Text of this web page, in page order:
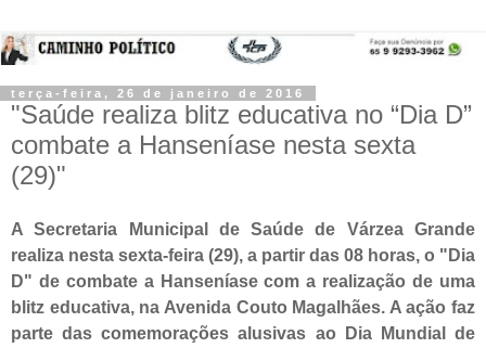
terça-feira, 26 de janeiro de 2016
"Saúde realiza blitz educativa no “Dia D”
combate a Hanseníase nesta sexta
(29)"
A Secretaria Municipal de Saúde de Várzea Grande
realiza nesta sexta-feira (29), a partir das 08 horas, o "Dia
D" de combate a Hanseníase com a realização de uma
blitz educativa, na Avenida Couto Magalhães. A ação faz
parte das comemorações alusivas ao Dia Mundial de